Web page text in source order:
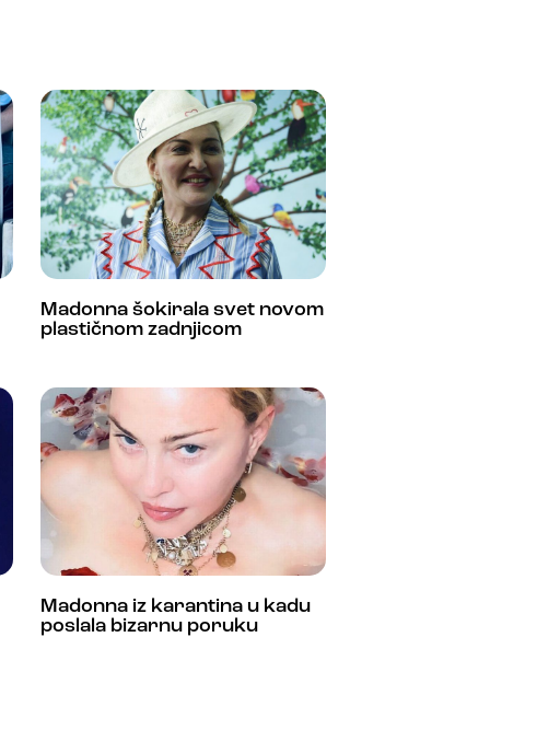
Madonna šokirala svet novom
plastičnom zadnjicom
Madonna iz karantina u kadu
poslala bizarnu poruku